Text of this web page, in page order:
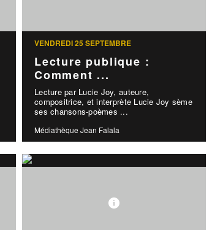
VENDREDI 25 SEPTEMBRE
Lecture publique :
Comment ...
Lecture par Lucie Joy, auteure,
compositrice, et interprète Lucie Joy sème
ses chansons-poèmes ...
Médiathèque Jean Falala